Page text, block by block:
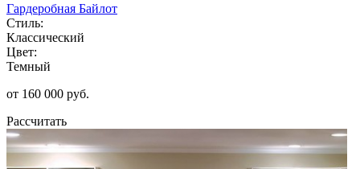
Гардеробная Байлот
Стиль:
Классический
Цвет:
Темный
от 160 000 руб.
Рассчитать